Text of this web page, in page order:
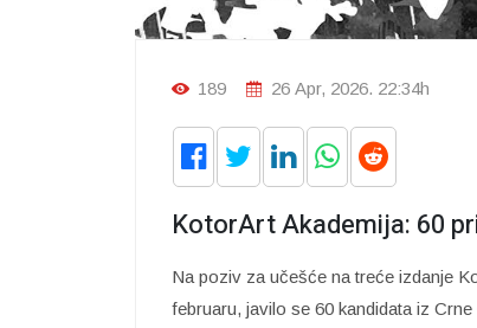
189 26 Apr, 2026. 22:34h
KotorArt Akademija: 60
Na poziv za učešće na treće izdanje
februaru, javilo se 60 kandidata iz